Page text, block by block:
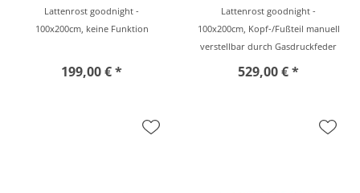
Lattenrost goodnight -
100x200cm, keine Funktion
199,00 € *
Lattenrost goodnight -
100x200cm, Kopf-/Fußteil manuell
verstellbar durch Gasdruckfeder
529,00 € *